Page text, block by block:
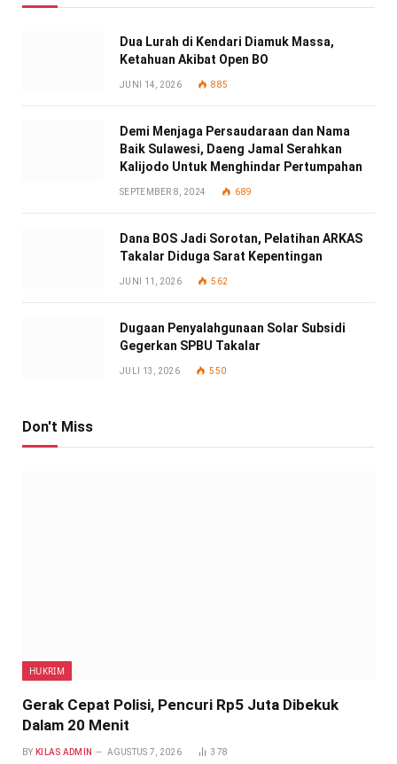
Dua Lurah di Kendari Diamuk Massa,
Ketahuan Akibat Open BO
JUNI 14, 2026 885
Demi Menjaga Persaudaraan dan Nama
Baik Sulawesi, Daeng Jamal Serahkan
Kalijodo Untuk Menghindar Pertumpahan
SEPTEMBER 8, 2024 689
Dana BOS Jadi Sorotan, Pelatihan ARKAS
Takalar Diduga Sarat Kepentingan
JUNI 11, 2026 562
Dugaan Penyalahgunaan Solar Subsidi
Gegerkan SPBU Takalar
JULI 13, 2026 550
Don't Miss
HUKRIM
Gerak Cepat Polisi, Pencuri Rp5 Juta Dibekuk
Dalam 20 Menit
BY KILAS ADMIN AGUSTUS 7, 2026 378